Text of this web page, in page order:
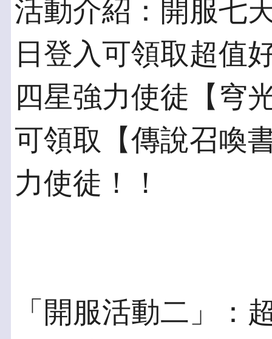
活動介紹：開服七
日登入可領取超值
四星強力使徒【穹
可領取【傳說召喚
力使徒！！
「開服活動二」：